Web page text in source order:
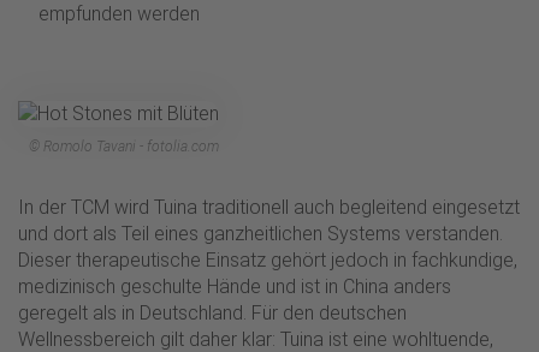
empfunden werden
© Romolo Tavani - fotolia.com
In der TCM wird Tuina traditionell auch begleitend eingesetzt
und dort als Teil eines ganzheitlichen Systems verstanden.
Dieser therapeutische Einsatz gehört jedoch in fachkundige,
medizinisch geschulte Hände und ist in China anders
geregelt als in Deutschland. Für den deutschen
Wellnessbereich gilt daher klar: Tuina ist eine wohltuende,